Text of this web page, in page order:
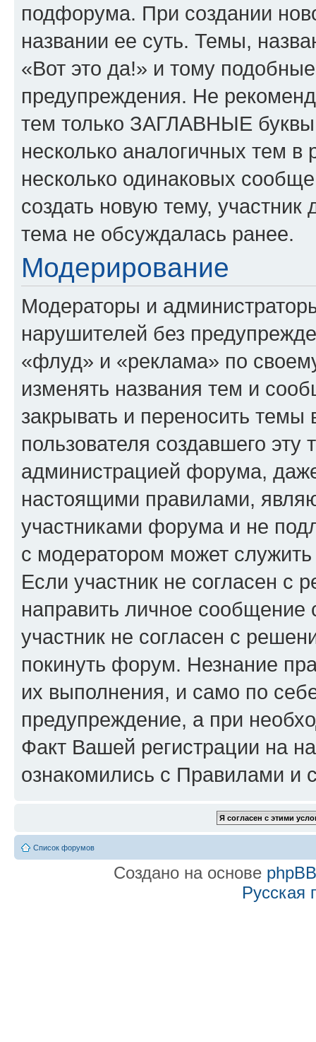
подфорума. При создании
названии ее суть. Темы,
«Вот это да!» и тому
предупреждения. Не
тем только ЗАГЛАВНЫЕ
несколько аналогичных тем
несколько одинаковых
создать новую тему,
тема не обсуждалась ранее.
Модерирование
Модераторы и
нарушителей без
«флуд» и «реклама» по
изменять названия тем и
закрывать и переносить
пользователя создавшего
администрацией форума,
настоящими правилами,
участниками форума и не
с модератором может
Если участник не согласен с
направить личное
участник не согласен с
покинуть форум. Незнание
их выполнения, и само по
предупреждение, а при
Факт Вашей регистрации на
ознакомились с Правилами и
Список форумов
Создано на основе phpBB
Русская